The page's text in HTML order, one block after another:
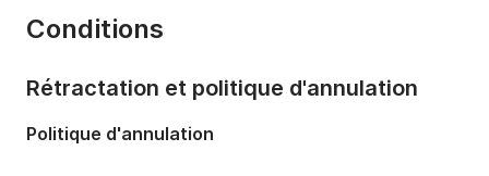
Nombre de couchages:
Nombre de salles de bains:
Conditions
Rétractation et politique d'annulation
Politique d'annulation